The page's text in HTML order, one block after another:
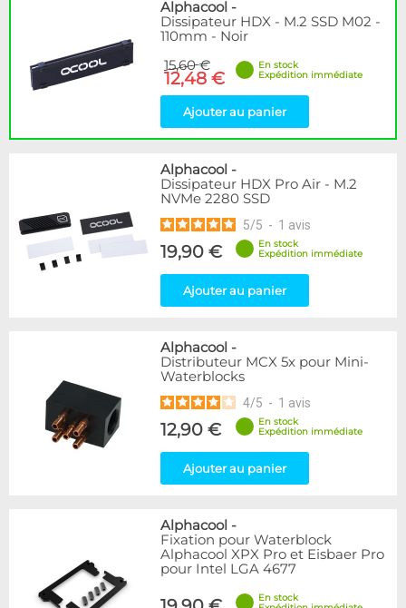
Disponibilité / Promotions
Articles en promotions
Appliquer
Alphacool -
Dissipateur HDX - M.2 SSD M02 -
110mm - Noir
15,60 €
12,48 €
En stock
Expédition immédiate
Ajouter au panier
Alphacool -
Dissipateur HDX Pro Air - M.2
NVMe 2280 SSD
5/5 - 1 avis
19,90 €
En stock
Expédition immédiate
Ajouter au panier
Alphacool -
Distributeur MCX 5x pour Mini-
Waterblocks
4/5 - 1 avis
12,90 €
En stock
Expédition immédiate
Ajouter au panier
Alphacool -
Fixation pour Waterblock
Alphacool XPX Pro et Eisbaer Pro
pour Intel LGA 4677
En stock